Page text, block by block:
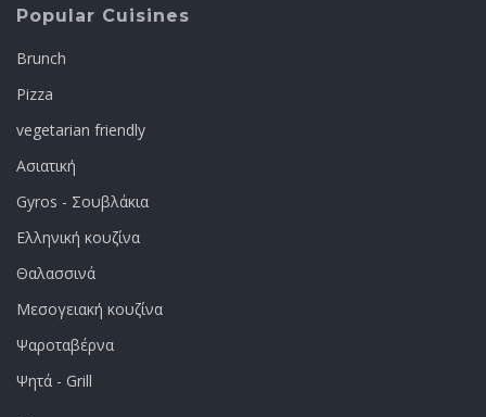
Popular Cuisines
Brunch
Pizza
vegetarian friendly
Ασιατική
Gyros - Σουβλάκια
Ελληνική κουζίνα
Θαλασσινά
Μεσογειακή κουζίνα
Ψαροταβέρνα
Ψητά - Grill